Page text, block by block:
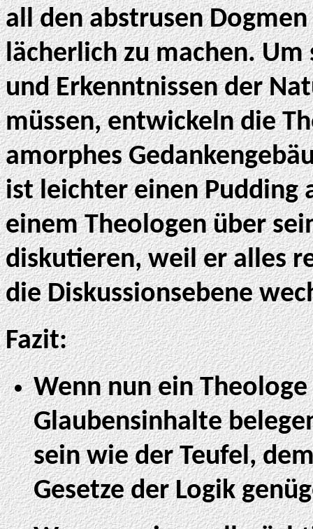
all den abstrusen
lächerlich zu machen. Um
und Erkenntnissen der
müssen, entwickeln die
amorphes
ist leichter einen Pudding
einem Theologen über
diskutieren, weil er alles
die Diskussionsebene
Fazit:
Wenn nun ein
Glaubensinhalte
sein wie der Teufel,
Gesetze der Logik